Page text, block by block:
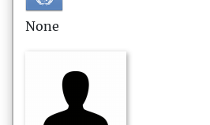
None